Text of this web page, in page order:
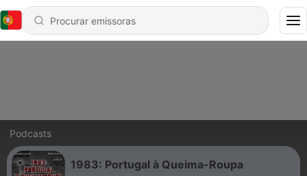
Podcasts
1983: Portugal à Queima-Roupa